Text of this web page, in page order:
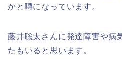
かと噂になっています。
藤井聡太さんに発達障害や病
たもいると思います。